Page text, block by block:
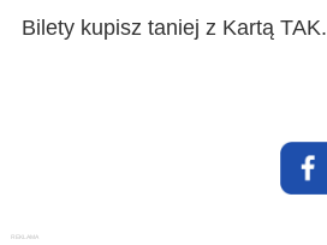
Bilety kupisz taniej z Kartą TAK.